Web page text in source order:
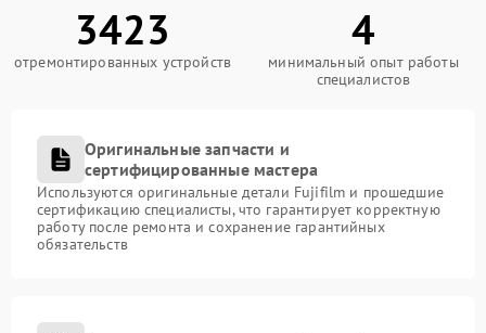
3423
отремонтированных устройств
4
минимальный опыт работы
специалистов
Оригинальные запчасти и
сертифицированные мастера
Используются оригинальные детали Fujifilm и прошедшие
сертификацию специалисты, что гарантирует корректную
работу после ремонта и сохранение гарантийных
обязательств